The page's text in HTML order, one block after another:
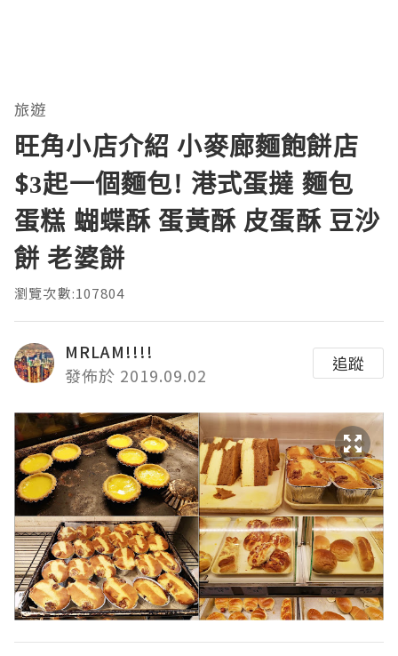
旅遊
旺角小店介紹 小麥廊麵飽餅店
$3起一個麵包! 港式蛋撻 麵包
蛋糕 蝴蝶酥 蛋黃酥 皮蛋酥 豆沙
餅 老婆餅
瀏覽次數:107804
MRLAM!!!!
發佈於 2019.09.02
追蹤